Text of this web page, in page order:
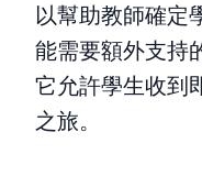
以幫助教師確定
能需要額外支持
它允許學生收到
之旅。